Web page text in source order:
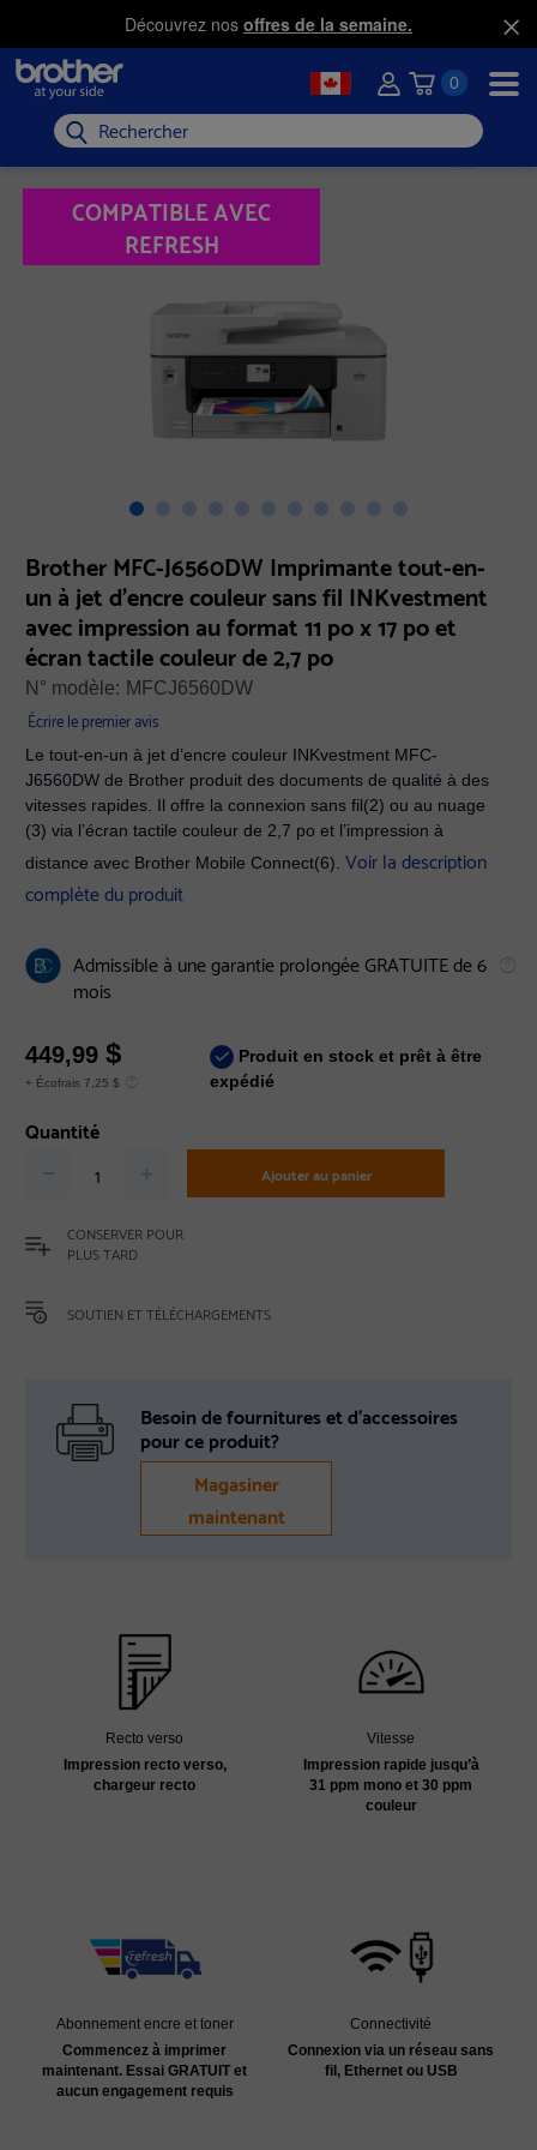
Découvrez nos offres de la semaine.
0
Rechercher
COMPATIBLE AVEC
REFRESH
Brother MFC-J6560DW Imprimante tout-en-
un à jet d’encre couleur sans fil INKvestment
avec impression au format 11 po x 17 po et
écran tactile couleur de 2,7 po
N° modèle: MFCJ6560DW
Écrire le premier avis
Le tout-en-un à jet d’encre couleur INKvestment MFC-
J6560DW de Brother produit des documents de qualité à des
vitesses rapides. Il offre la connexion sans fil(2) ou au nuage
(3) via l’écran tactile couleur de 2,7 po et l’impression à
distance avec Brother Mobile Connect(6).Voir la description
complète du produit
Admissible à une garantie prolongée GRATUITE de 6
mois
449,99$
+ Écofrais 7,25 $
Produit en stock et prêt à être
expédié
Quantité
Ajouter au panier
CONSERVER POUR
PLUS TARD
SOUTIEN ET TÉLÉCHARGEMENTS
Besoin de fournitures et d’accessoires
pour ce produit?
Magasiner
maintenant
Recto verso
Impression recto verso,
chargeur recto
Vitesse
Impression rapide jusqu’à
31 ppm mono et 30 ppm
couleur
Abonnement encre et toner
Commencez à imprimer
maintenant. Essai GRATUIT et
aucun engagement requis
Connectivité
Connexion via un réseau sans
fil, Ethernet ou USB